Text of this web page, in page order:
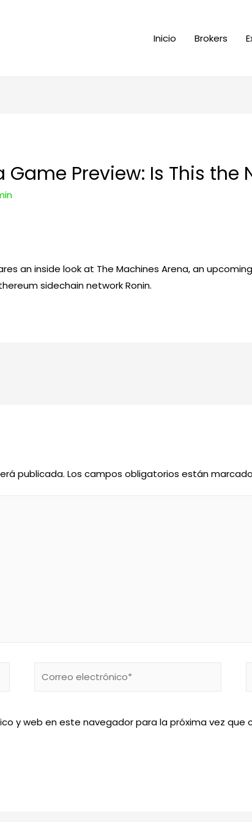
Inicio Brokers
Game Preview: Is This the
an inside look at The Machines Arena, an
sidechain network Ronin.
publicada. Los campos obligatorios están
y web en este navegador para la próxima vez que